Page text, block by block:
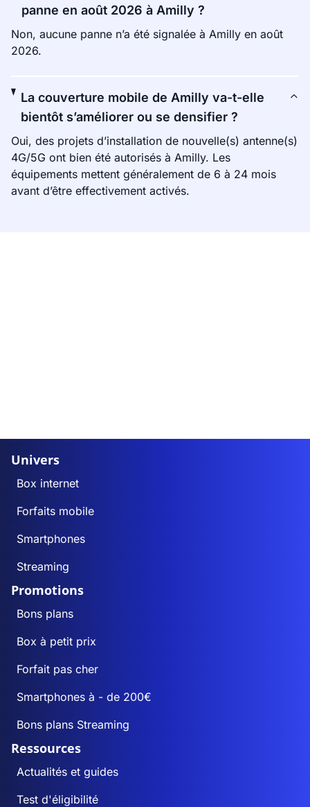
panne en août 2026 à Amilly ?
Non, aucune panne n’a été signalée à Amilly en août
2026.
La couverture mobile de Amilly va-t-elle
bientôt s’améliorer ou se densifier ?
Oui, des projets d’installation de nouvelle(s) antenne(s)
4G/5G ont bien été autorisés à Amilly. Les
équipements mettent généralement de 6 à 24 mois
avant d’être effectivement activés.
Univers
Box internet
Forfaits mobile
Smartphones
Streaming
Promotions
Bons plans
Box à petit prix
Forfait pas cher
Smartphones à - de 200€
Bons plans Streaming
Ressources
Actualités et guides
Test d'éligibilité